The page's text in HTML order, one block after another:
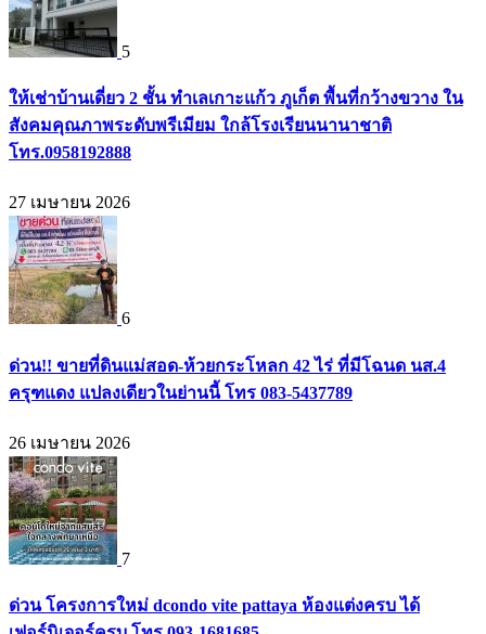
5
ให้เช่าบ้านเดี่ยว 2 ชั้น ทำเลเกาะแก้ว ภูเก็ต พื้นที่กว้างขวาง ใน
สังคมคุณภาพระดับพรีเมียม ใกล้โรงเรียนนานาชาติ
โทร.0958192888
27 เมษายน 2026
6
ด่วน!! ขายที่ดินแม่สอด-ห้วยกระโหลก 42 ไร่ ที่มีโฉนด นส.4
ครุฑแดง แปลงเดียวในย่านนี้ โทร 083-5437789
26 เมษายน 2026
7
ด่วน โครงการใหม่ dcondo vite pattaya ห้องแต่งครบ ได้